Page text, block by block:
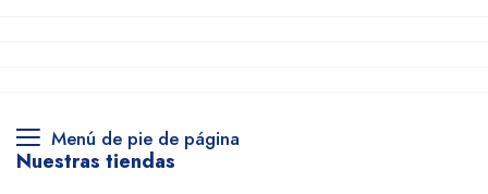
Menú de pie de página
Nuestras tiendas